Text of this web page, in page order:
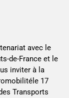
avec le
de-France et le
inviter à la
17
Transports